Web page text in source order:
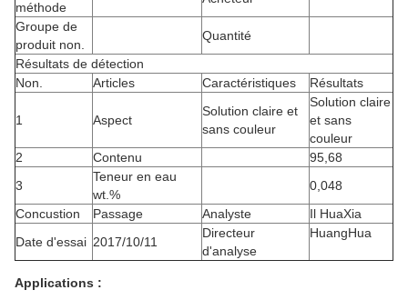
méthode
Groupe de
produit non.
Quantité
Résultats de détection
Non.
Articles Caractéristiques Résultats
1 Aspect
Solution claire et
sans couleur
Solution claire
et sans
couleur
2
Contenu
95,68
3
Teneur en eau
wt.%
0,048
Concustion
Passage Analyste
Il HuaXia
Date d'essai 2017/10/11
Directeur
d'analyse
HuangHua
Applications :